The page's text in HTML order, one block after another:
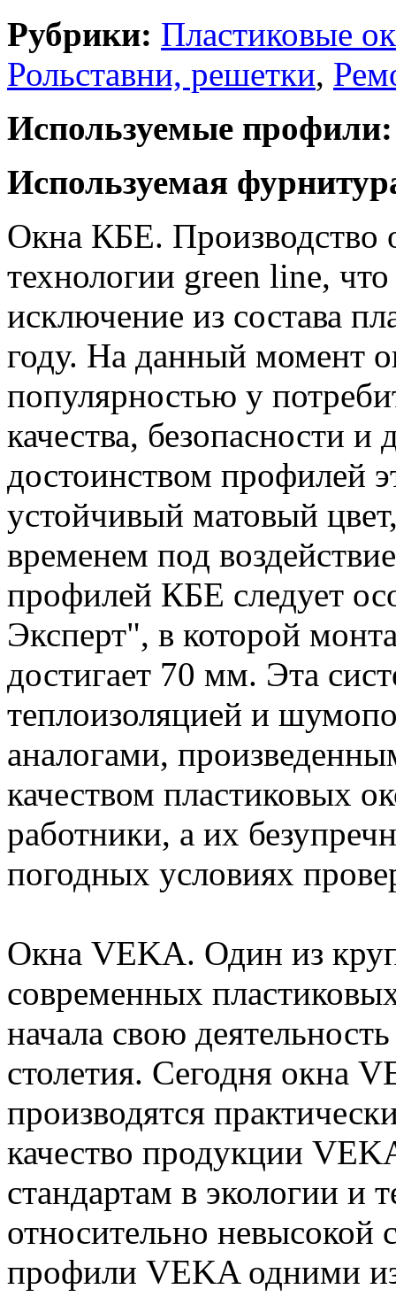
Рубрики: Пластиковые
Рольставни, решетки,
Используемые профили:
Используемая
Окна КБЕ. Производство
технологии green line,
исключение из состава
году. На данный момент
популярностью у
качества, безопасности
достоинством профилей
устойчивый матовый
временем под
профилей КБЕ следует
Эксперт", в которой
достигает 70 мм. Эта
теплоизоляцией и
аналогами,
качеством пластиковых
работники, а их
погодных условиях
Окна VEKA. Один из
современных
начала свою
столетия. Сегодня окна
производятся
качество продукции
стандартам в экологии и
относительно
профили VEKA одними